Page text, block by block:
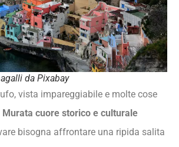
da Pixabay
vista impareggiabile e molte cose
Murata cuore storico e culturale
bisogna affrontare una ripida salita